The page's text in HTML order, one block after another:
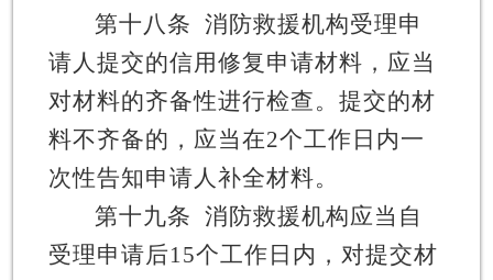
第十八条 消防救援机构受理申
请人提交的信用修复申请材料，应当
对材料的齐备性进行检查。提交的材
料不齐备的，应当在2个工作日内一
次性告知申请人补全材料。
第十九条 消防救援机构应当自
受理申请后15个工作日内，对提交材